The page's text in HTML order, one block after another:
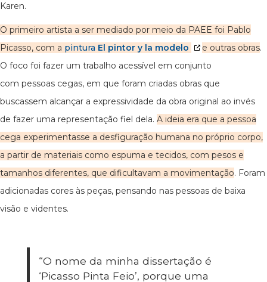
Karen.
O primeiro artista a ser mediado por meio da PAEE foi Pablo
Picasso, com a pintura El pintor y la modelo e outras obras.
O foco foi fazer um trabalho acessível em conjunto
com pessoas cegas, em que foram criadas obras que
buscassem alcançar a expressividade da obra original ao invés
de fazer uma representação fiel dela. A ideia era que a pessoa
cega experimentasse a desfiguração humana no próprio corpo,
a partir de materiais como espuma e tecidos, com pesos e
tamanhos diferentes, que dificultavam a movimentação. Foram
adicionadas cores às peças, pensando nas pessoas de baixa
visão e videntes.
“O nome da minha dissertação é
‘Picasso Pinta Feio’, porque uma